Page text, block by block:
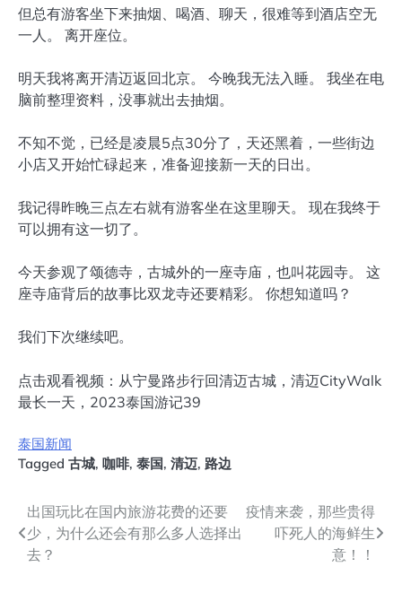
但总有游客坐下来抽烟、喝酒、聊天，很难等到酒店空无
一人。 离开座位。
明天我将离开清迈返回北京。 今晚我无法入睡。 我坐在电
脑前整理资料，没事就出去抽烟。
不知不觉，已经是凌晨5点30分了，天还黑着，一些街边
小店又开始忙碌起来，准备迎接新一天的日出。
我记得昨晚三点左右就有游客坐在这里聊天。 现在我终于
可以拥有这一切了。
今天参观了颂德寺，古城外的一座寺庙，也叫花园寺。 这
座寺庙背后的故事比双龙寺还要精彩。 你想知道吗？
我们下次继续吧。
点击观看视频：从宁曼路步行回清迈古城，清迈CityWalk
最长一天，2023泰国游记39
泰国新闻
Tagged 古城, 咖啡, 泰国, 清迈, 路边
文
章
出国玩比在国内旅游花费的还要
少，为什么还会有那么多人选择出
去？
疫情来袭，那些贵得
吓死人的海鲜生
意！！